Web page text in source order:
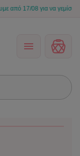
08 για να γεμίσουμε